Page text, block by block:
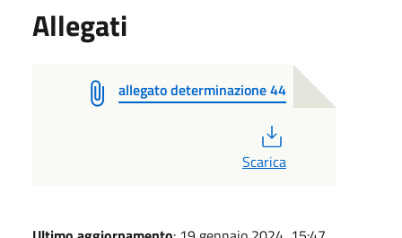
Allegati
allegato determinazione 44
Scarica